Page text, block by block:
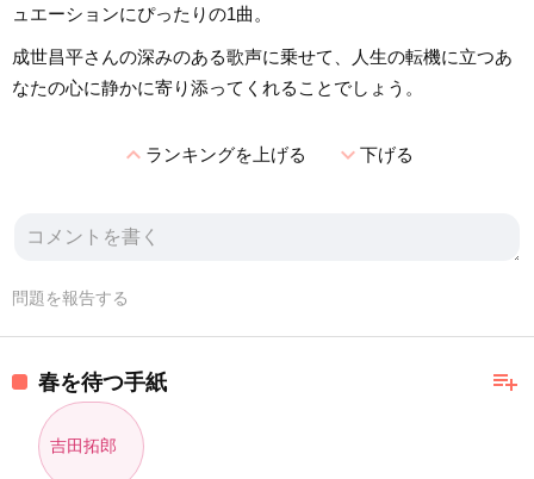
ュエーションにぴったりの1曲。
成世昌平さんの深みのある歌声に乗せて、人生の転機に立つあ
なたの心に静かに寄り添ってくれることでしょう。
expand_lessランキングを上げる expand_more下げる
問題を報告する
playlist_add
春を待つ手紙
吉田拓郎